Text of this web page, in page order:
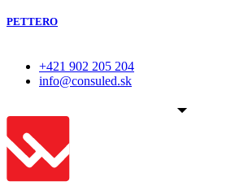
PETTERO
+421 902 205 204
info@consuled.sk